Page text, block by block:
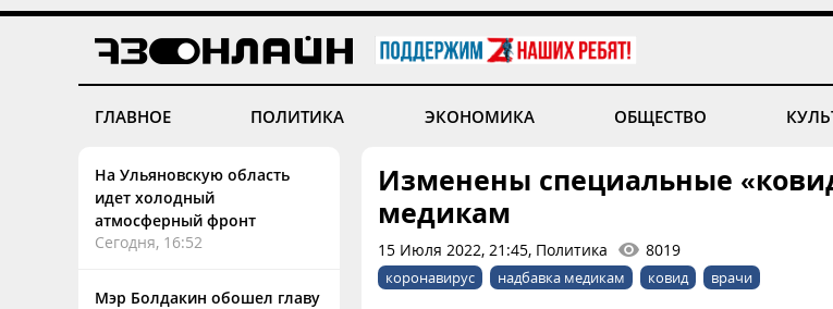
ГЛАВНОЕ ПОЛИТИКА ЭКОНОМИКА ОБЩЕСТВО
На Ульяновскую область
идет холодный
атмосферный фронт
Сегодня, 16:52
Мэр Болдакин обошел главу
Изменены специальные
медикам
15 Июля 2022, 21:45, Политика 8019
коронавирус надбавка медикам ковид врачи